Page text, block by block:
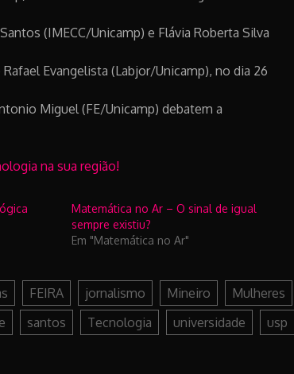
(IMECC/Unicamp) e Flávia Roberta Silva
Evangelista (Labjor/Unicamp), no dia 26
Miguel (FE/Unicamp) debatem a
na sua região!
Matemática no Ar – O sinal de igual
sempre existiu?
Em "Matemática no Ar"
FEIRA jornalismo Mineiro
Mulheres
santos Tecnologia universidade
usp